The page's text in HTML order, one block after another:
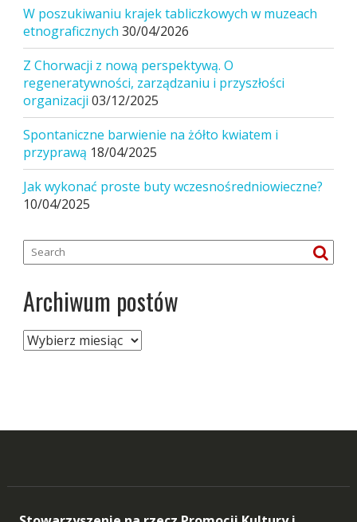
W poszukiwaniu krajek tabliczkowych w muzeach
etnograficznych 30/04/2026
Z Chorwacji z nową perspektywą. O
regeneratywności, zarządzaniu i przyszłości
organizacji 03/12/2025
Spontaniczne barwienie na żółto kwiatem i
przyprawą 18/04/2025
Jak wykonać proste buty wczesnośredniowieczne?
10/04/2025
Archiwum postów
Archiwum
postów